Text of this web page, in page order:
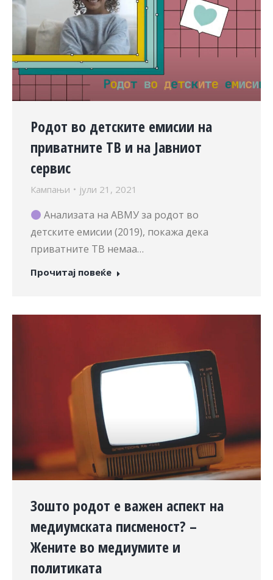
Родот во детските емисии на
приватните ТВ и на Јавниот
сервис
Кампањи јули 21, 2021
Анализата на АВМУ за родот во
детските емисии (2019), покажа дека
приватните ТВ немаа…
Прочитај повеќе
Зошто родот е важен аспект на
медиумската писменост? –
Жените во медиумите и
политиката